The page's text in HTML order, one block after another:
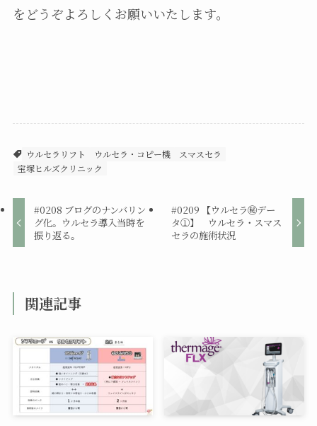
をどうぞよろしくお願いいたします。
ウルセラリフト ウルセラ・コピー機
スマスセラ
宝塚ヒルズクリニック
#0208 ブログのナンバリン
グ化。ウルセラ導入当時を
振り返る。
#0209 【ウルセラ㊙デー
タ①】 ウルセラ・スマス
セラの施術状況
関連記事